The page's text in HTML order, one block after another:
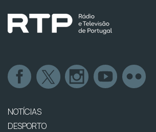
NOTÍCIAS
DESPORTO